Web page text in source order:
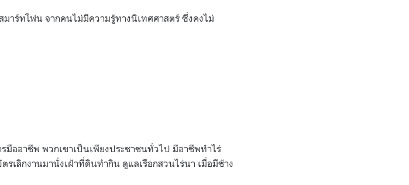
าร์ทโฟน จากคนไม่มีความรู้ทางนิเทศศาสตร์ ซึ่งคงไม่
รมืออาชีพ พวกเขาเป็นเพียงประชาชนทั่วไป มีอาชีพทำไร่
เลิกงานมานั่งเฝ้าที่ดินทำกิน ดูแลเรือกสวนไร่นา เมื่อมีช้าง